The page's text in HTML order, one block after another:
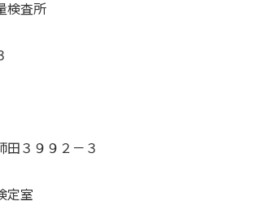
査所
３９９２－３
室